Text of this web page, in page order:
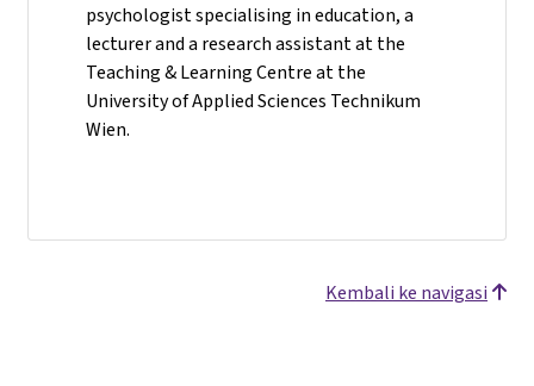
psychologist specialising in education, a
lecturer and a research assistant at the
Teaching & Learning Centre at the
University of Applied Sciences Technikum
Wien.
Kembali ke navigasi